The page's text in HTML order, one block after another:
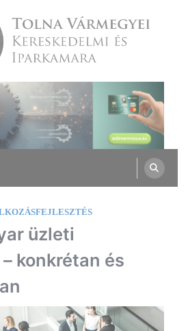
Kereskedelmi és
üzleti
konkrétan és